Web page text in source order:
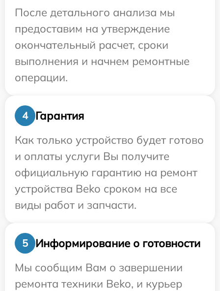
После детального анализа мы
предоставим на утверждение
окончательный расчет, сроки
выполнения и начнем ремонтные
операции.
4
Гарантия
Как только устройство будет готово
и оплаты услуги Вы получите
официальную гарантию на ремонт
устройства Beko сроком на все
виды работ и запчасти.
5
Информирование о готовности
Мы сообщим Вам о завершении
ремонта техники Beko, и курьер